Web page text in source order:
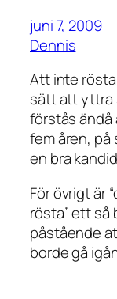
juni 7, 2009
Dennis
Att inte
sätt att yttra
förstås ändå
fem åren,
en bra
För övrigt är
rösta” ett
påstående
borde gå